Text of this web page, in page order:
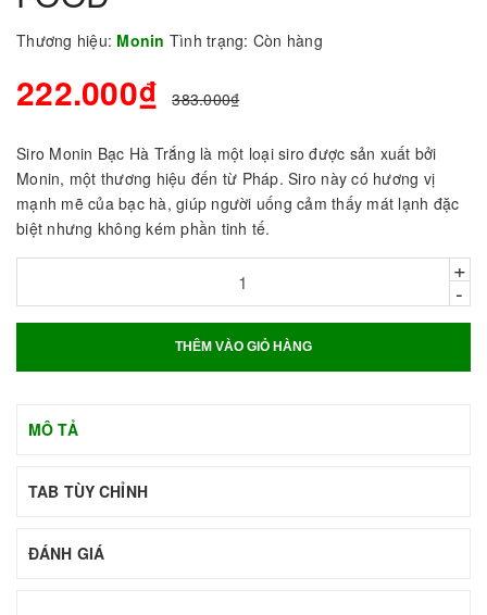
Thương hiệu: Monin Tình trạng: Còn hàng
222.000₫ 383.000₫
Siro Monin Bạc Hà Trắng là một loại siro được sản xuất bởi
Monin, một thương hiệu đến từ Pháp. Siro này có hương vị
mạnh mẽ của bạc hà, giúp người uống cảm thấy mát lạnh đặc
biệt nhưng không kém phần tinh tế.
+
-
THÊM VÀO GIỎ HÀNG
MÔ TẢ
TAB TÙY CHỈNH
ĐÁNH GIÁ